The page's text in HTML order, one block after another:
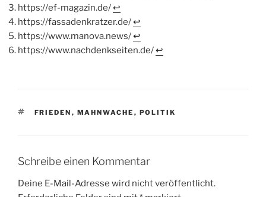
https://ef-magazin.de/↩︎
https://fassadenkratzer.de/↩︎
https://www.manova.news/↩︎
https://www.nachdenkseiten.de/↩︎
SCHLAGWÖRTER
FRIEDEN , MAHNWACHE , POLITIK
Schreibe einen Kommentar
Deine E-Mail-Adresse wird nicht veröffentlicht.